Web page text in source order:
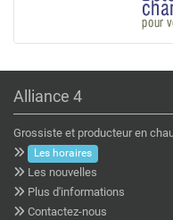
Alliance 4
Grossiste et producteur en
Les horaires
Les nouvelles
Plus d'informations
Contactez-nous